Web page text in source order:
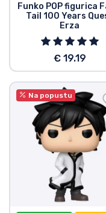
Funko POP figurica
Tail 100 Years
Erza
€ 19.19
Na popustu